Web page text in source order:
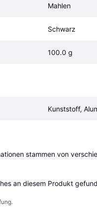
Mahlen
Schwarz
100.0 g
Kunststoff,
stammen von
an diesem Produkt